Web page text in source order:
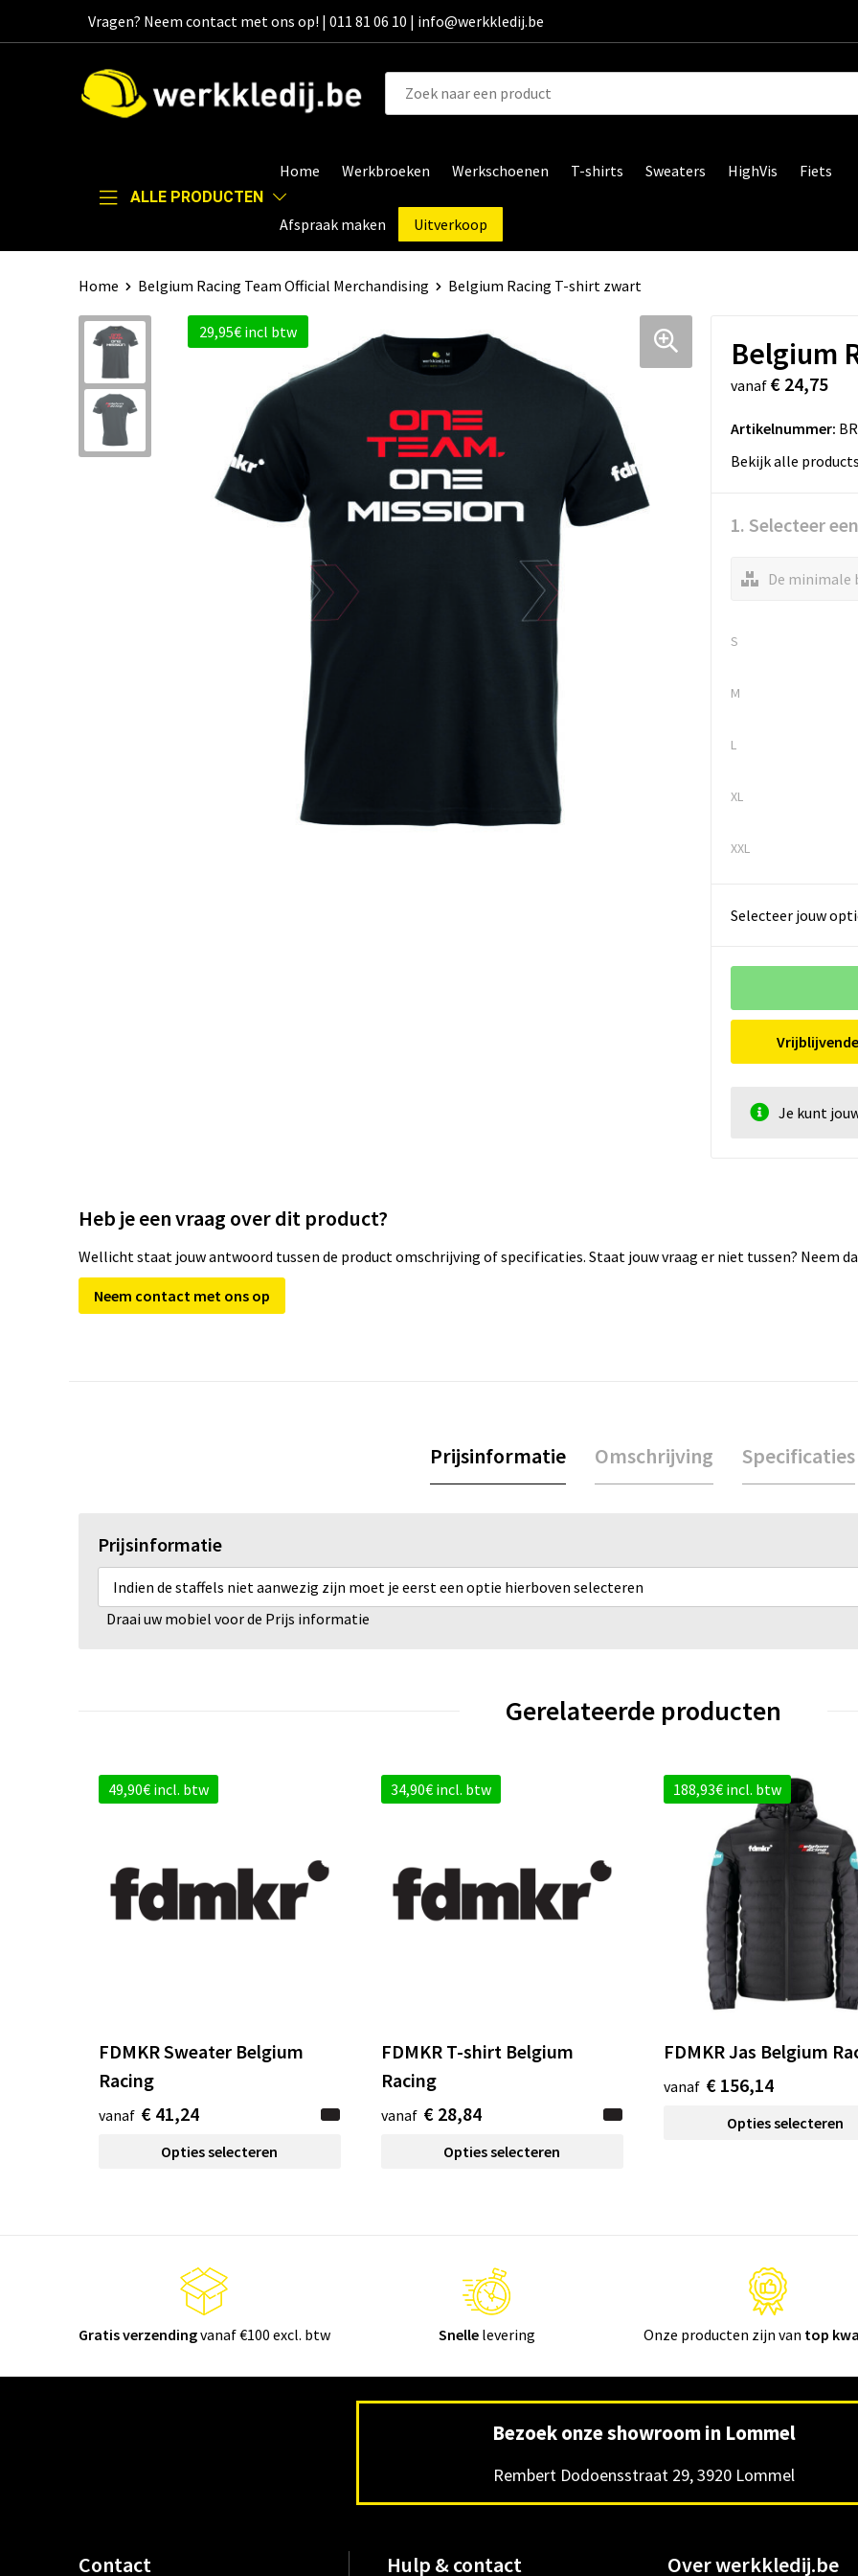
Vragen? Neem contact met ons op! | 011 81 06 10 | info@werkkledij.be
ALLE PRODUCTEN
Home Werkbroeken Werkschoenen T-shirts Sweaters HighVis Fiets
Afspraak maken Uitverkoop
Home Belgium Racing Team Official Merchandising Belgium Racing T-shirt zwart
29,95€ incl btw
Belgium
vanaf € 24,75
Artikelnummer:
Bekijk alle
1. Selecteer
De minimale
S
M
L
XL
XXL
Selecteer jouw
Je kunt
Heb je een vraag over dit product?
Wellicht staat jouw antwoord tussen de product omschrijving of specificaties. Staat jouw vraag er niet tussen? Neem
Neem contact met ons op
Prijsinformatie Omschrijving Specificaties
Prijsinformatie
Indien de staffels niet aanwezig zijn moet je eerst een optie hierboven selecteren
Draai uw mobiel voor de Prijs informatie
Gerelateerde producten
49,90€ incl. btw
FDMKR Sweater Belgium
Racing
vanaf € 41,24
Opties selecteren
34,90€ incl. btw
FDMKR T-shirt Belgium
Racing
vanaf € 28,84
Opties selecteren
188,93€ incl. btw
FDMKR Jas Belgium
vanaf € 156,14
Opties selecteren
Gratis verzendingvanaf €100 excl. btw Snellelevering Onze producten zijn van top
Bezoek onze showroom in Lommel
Rembert Dodoensstraat 29, 3920 Lommel
Contact Hulp & contact Over werkkledij.be